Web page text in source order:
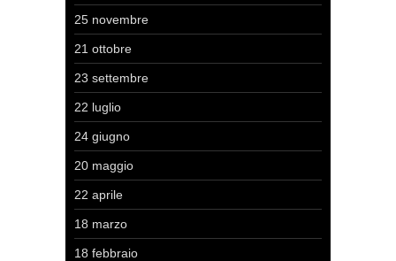
25 novembre
21 ottobre
23 settembre
22 luglio
24 giugno
20 maggio
22 aprile
18 marzo
18 febbraio